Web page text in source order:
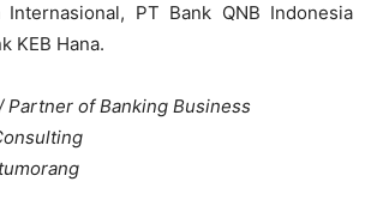
Internasional, PT Bank QNB Indonesia
KEB Hana.
Partner of Banking Business